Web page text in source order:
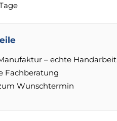
– echte Handarbeit
Fachberatung
Wunschtermin